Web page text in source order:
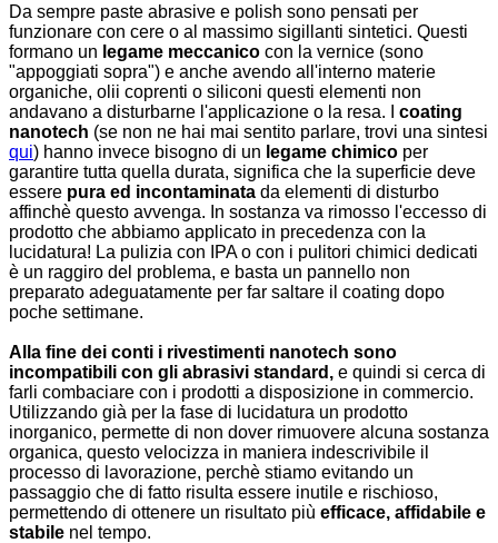
Da sempre paste abrasive e polish sono pensati per
funzionare con cere o al massimo sigillanti sintetici. Questi
formano un legame meccanico con la vernice (sono
"appoggiati sopra") e anche avendo all'interno materie
organiche, olii coprenti o siliconi questi elementi non
andavano a disturbarne l'applicazione o la resa. I coating
nanotech (se non ne hai mai sentito parlare, trovi una sintesi
qui) hanno invece bisogno di un legame chimico per
garantire tutta quella durata, significa che la superficie deve
essere pura ed incontaminata da elementi di disturbo
affinchè questo avvenga. In sostanza va rimosso l'eccesso di
prodotto che abbiamo applicato in precedenza con la
lucidatura! La pulizia con IPA o con i pulitori chimici dedicati
è un raggiro del problema, e basta un pannello non
preparato adeguatamente per far saltare il coating dopo
poche settimane.
Alla fine dei conti i rivestimenti nanotech sono
incompatibili con gli abrasivi standard, e quindi si cerca di
farli combaciare con i prodotti a disposizione in commercio.
Utilizzando già per la fase di lucidatura un prodotto
inorganico, permette di non dover rimuovere alcuna sostanza
organica, questo velocizza in maniera indescrivibile il
processo di lavorazione, perchè stiamo evitando un
passaggio che di fatto risulta essere inutile e rischioso,
permettendo di ottenere un risultato più efficace, affidabile e
stabile nel tempo.